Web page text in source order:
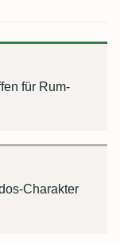
für Rum-
Charakter